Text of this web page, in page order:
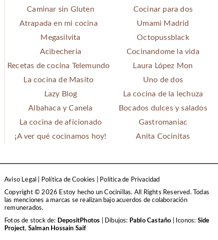
Caminar sin Gluten
Cocinar para dos
Atrapada en mi cocina
Umami Madrid
Megasilvita
Octopussblack
Acibechería
Cocinandome la vida
Recetas de cocina Telemundo
Laura López Mon
La cocina de Masito
Uno de dos
Lazy Blog
La cocina de la lechuza
Albahaca y Canela
Bocados dulces y salados
La cocina de aficionado
Gastromaniac
¡A ver qué cocinamos hoy!
Anita Cocinitas
Aviso Legal Política de Cookies
Política de Privacidad
Copyright © 2026 Estoy hecho un Cocinillas. All Rights Reserved.Todas
las menciones a marcas se realizan bajo acuerdos de colaboración
remunerados.
Fotos de stock de: DepositPhotos | Dibujos: Pablo Castaño | Iconos: Side
Project, Salman Hossain Saif